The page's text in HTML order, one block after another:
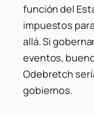
función del
impuestos
allá. Si
eventos,
Odebretch
gobiernos.